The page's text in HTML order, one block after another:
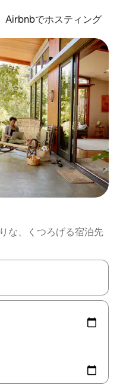
Airbnbでホスティング
な、くつろげる宿泊先
矢印キーを使って移動するか